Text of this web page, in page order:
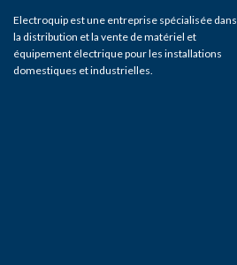
Electroquip est une entreprise spécialisée dans
la distribution et la vente de matériel et
équipement électrique pour les installations
domestiques et industrielles.